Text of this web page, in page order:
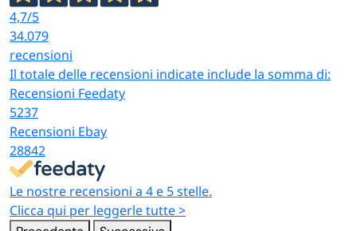
4,7/5
34.079
recensioni
Il totale delle recensioni indicate include la somma di:
Recensioni Feedaty
5237
Recensioni Ebay
28842
Le nostre recensioni a 4 e 5 stelle.
Clicca qui per leggerle tutte >